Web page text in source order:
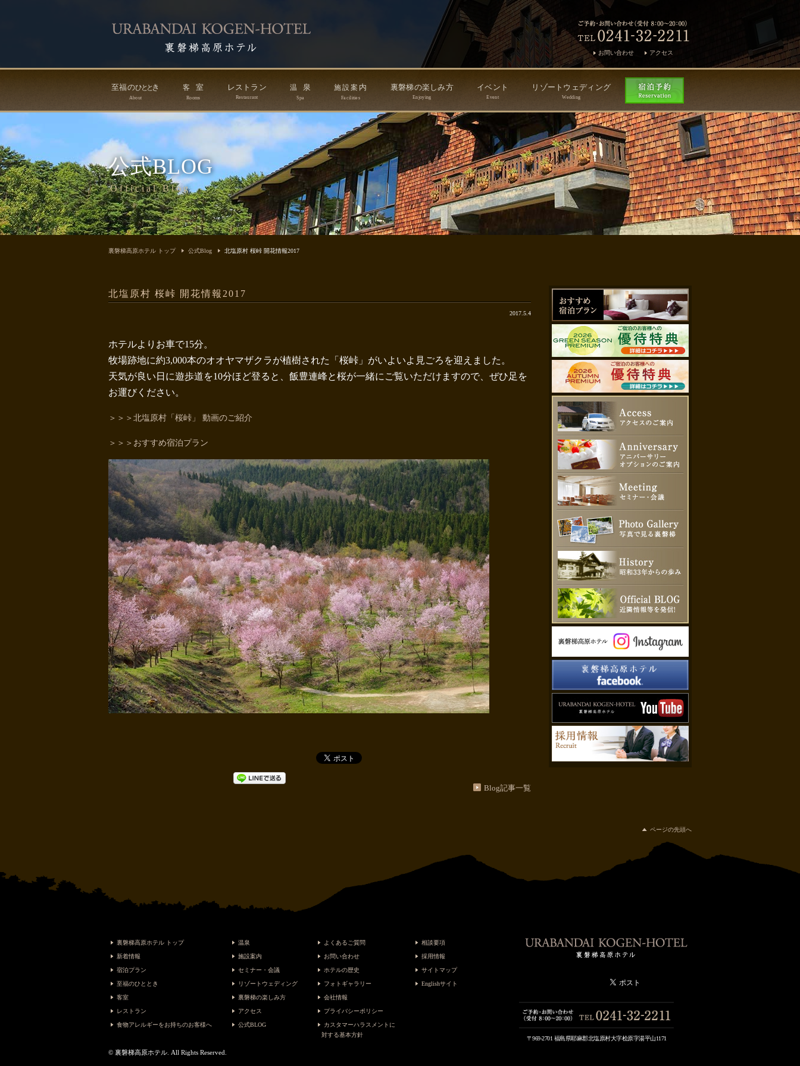
公式BLOG
Official Blog
お問い合わせ アクセス
至福のひととき
About
客室
Rooms
レストラン
Restaurant
温 泉
Spa
施設案 内
Facilities
裏磐梯の楽しみ方
Enjoying
イベント
Event
リゾートウェディング
Wedding
裏磐梯高原ホテル トップ 公式Blog 北塩原村 桜峠 開花情報2017
北塩原村 桜峠 開花情報2017
2017.5.4
ホテルよりお車で15分。
牧場跡地に約3,000本のオオヤマザクラが植樹された「桜峠」がいよいよ見ごろを迎えました。
天気が良い日に遊歩道を10分ほど登ると、飯豊連峰と桜が一緒にご覧いただけますので、ぜひ足を
お運びください。
＞＞＞北塩原村「桜峠」 動画のご紹介
＞＞＞おすすめ宿泊プラン
Blog記事一覧
ページの先頭へ
裏磐梯高原ホテル トップ
新着情報
宿泊プラン
至福のひととき
客室
レストラン
食物アレルギーをお持ちのお客様へ
温泉
施設案内
セミナー・会議
リゾートウェディング
裏磐梯の楽しみ方
アクセス
公式BLOG
よくあるご質問
お問い合わせ
ホテルの歴史
フォトギャラリー
会社情報
プライバシーポリシー
カスタマーハラスメントに
対する基本方針
相談要項
採用情報
サイトマップ
Englishサイト
〒969-2701 福島県耶麻郡北塩原村大字桧原字湯平山1171
© 裏磐梯高原ホテル. All Rights Reserved.